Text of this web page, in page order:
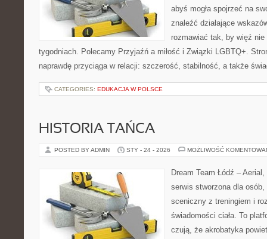
abyś mogła spojrzeć na
znaleźć działające
rozmawiać tak, by więź nie
tygodniach. Polecamy Przyjaźń a miłość i Związki LGBTQ+.
naprawdę przyciąga w relacji: szczerość, stabilność, a także
CATEGORIES: EDUKACJA W POLSCE
HISTORIA TAŃCA
POSTED BY ADMIN STY - 24 - 2026 MOŻLIWOŚĆ
Dream Team Łódź –
serwis stworzona dla
sceniczny z treningiem i
świadomości ciała. To
czują, że akrobatyka